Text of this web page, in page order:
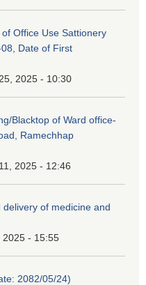
Office Use Sattionery
Date of First
2025 - 10:30
Blacktop of Ward office-
Ramechhap
2025 - 12:46
of medicine and
2025 - 15:55
2082/05/24)